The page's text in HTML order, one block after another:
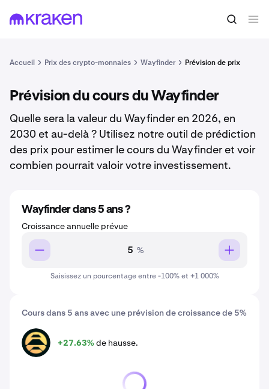
Accueil Prix des crypto-monnaies Wayfinder Prévision de prix
Prévision du cours du Wayfinder
Quelle sera la valeur du Wayfinder en 2026, en
2030 et au-delà ? Utilisez notre outil de prédiction
des prix pour estimer le cours du Wayfinder et voir
combien pourrait valoir votre investissement.
Cours dans 5 ans avec une prévision de croissance de 5%
PROMPT +27.63%de hausse.
Wayfinder dans 5 ans ?
Croissance annuelle prévue
%
Saisissez un pourcentage entre -100% et +1 000%